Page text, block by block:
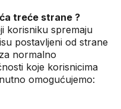
treće strane ?
korisniku spremaju
postavljeni od strane
normalno
koje korisnicima
omogućujemo: